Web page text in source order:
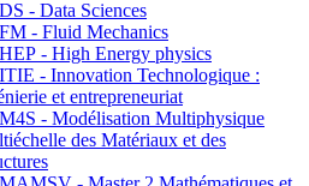
- Data Sciences
- Fluid Mechanics
- High Energy physics
- Innovation Technologique :
et entrepreneuriat
- Modélisation Multiphysique
des Matériaux et des